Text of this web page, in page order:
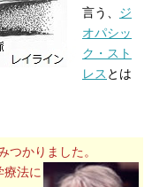
言う、 ジ
オパシッ
ク・スト
レス とは
つかりました。
療法に